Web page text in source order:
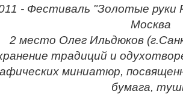
- Фестиваль "Золотые
Москва
2 место Олег Ильдюков
традиций и
миниатюр,
бумага,